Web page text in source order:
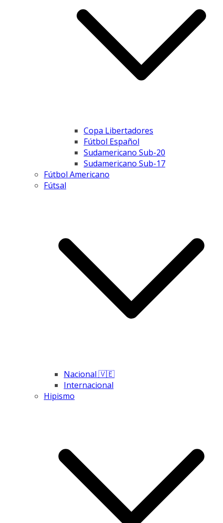
Copa Libertadores
Fútbol Español
Sudamericano Sub-20
Sudamericano Sub-17
Fútbol Americano
Fútsal
Nacional 🇻🇪
Internacional
Hipismo